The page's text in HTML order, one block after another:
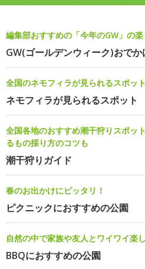
編集部おすすめの「今年のGW」の
GW(ゴールデンウィーク)おで
全国のネモフィラが見られるスポッ
ネモフィラが見られるスポット
全国各地のおすすめ潮干狩りスポッ
るもの採り方のコツも
潮干狩りガイド
春のお出かけにピッタリ！
ピクニックにおすすめの公園
自然の中で家族や友人とワイワイ楽
BBQにおすすめの公園